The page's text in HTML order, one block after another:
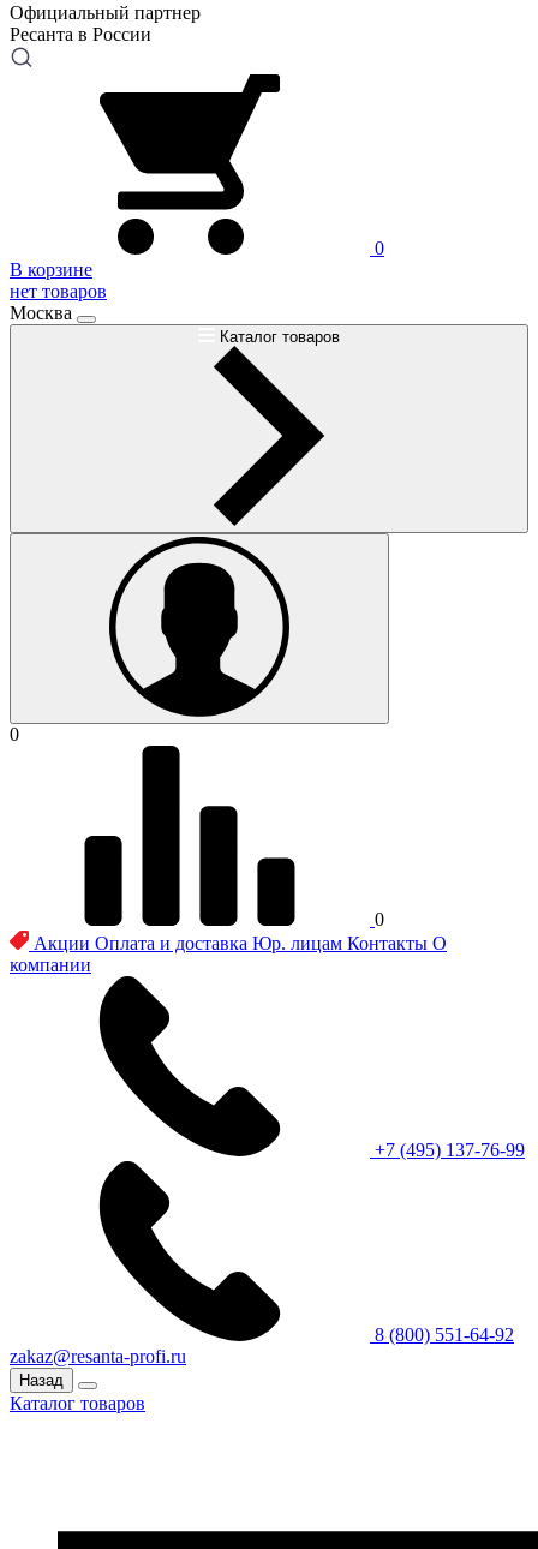
Официальный партнер
Ресанта в России
0
В корзине
нет товаров
Москва
Каталог товаров
0
0
Акции Оплата и доставка Юр. лицам Контакты О
компании
+7 (495) 137-76-99
8 (800) 551-64-92
zakaz@resanta-profi.ru
Назад
Каталог товаров